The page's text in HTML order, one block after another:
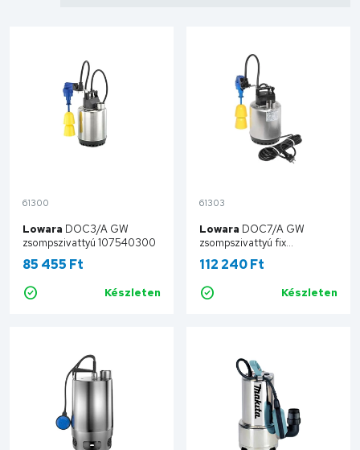
61300
Lowara DOC3/A GW
zsompszivattyú 107540300
85 455 Ft
Készleten
Kosárba
61303
Lowara DOC7/A GW
zsompszivattyú fix
úszókapcsolóval 107540320
112 240 Ft
Készleten
Kosárba